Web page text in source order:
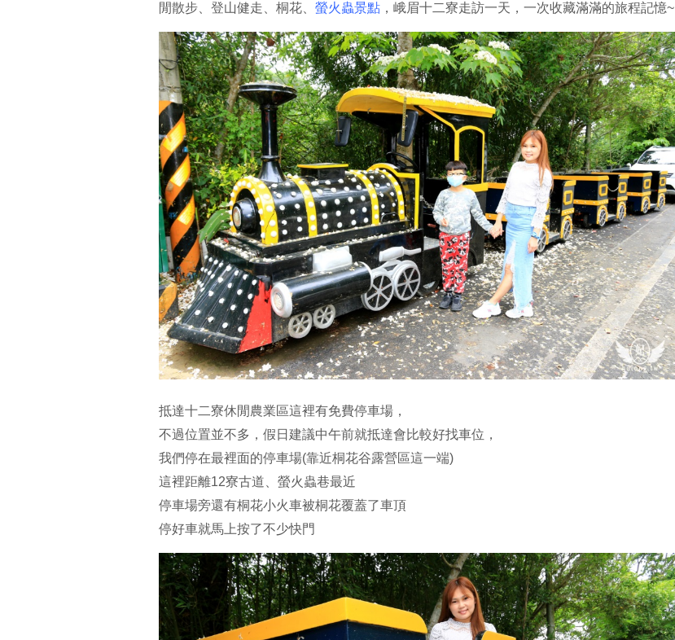
閒散步、登山健走、桐花、 螢火蟲景點 ，峨眉十二寮走訪一天，一次收藏滿滿的旅程記憶~
抵達十二寮休閒農業區這裡有免費停車場，
不過位置並不多，假日建議中午前就抵達會比較好找車位，
我們停在最裡面的停車場(靠近桐花谷露營區這一端)
這裡距離12寮古道、螢火蟲巷最近
停車場旁還有桐花小火車被桐花覆蓋了車頂
停好車就馬上按了不少快門